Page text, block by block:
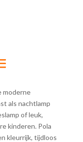
moderne
als nachtlamp
of leuk,
kinderen. Pola
kleurrijk, tijdloos